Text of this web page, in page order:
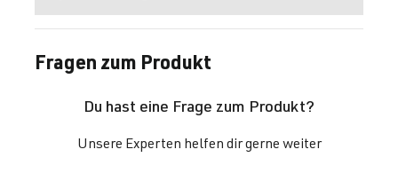
Fragen zum Produkt
Du hast eine Frage zum Produkt?
Unsere Experten helfen dir gerne weiter